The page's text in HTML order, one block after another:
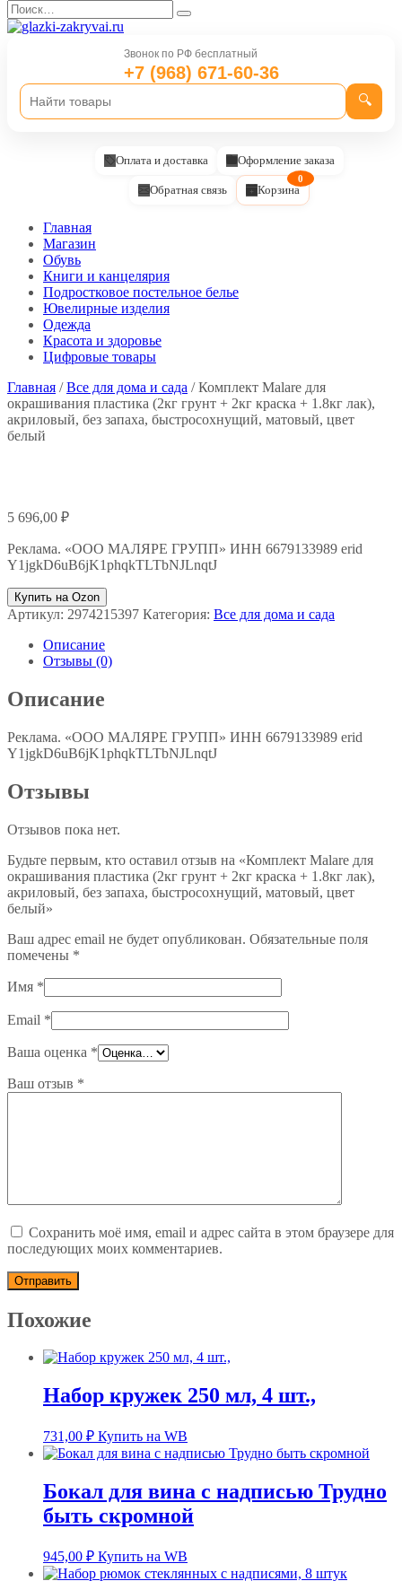
Перейти
к
содержанию
Search
for:
Звонок по РФ бесплатный
+7 (968) 671-60-36
🔍
Оплата и доставка Оформление заказа
Обратная связь Корзина
0
Главная
Магазин
Обувь
Книги и канцелярия
Подростковое постельное белье
Ювелирные изделия
Одежда
Красота и здоровье
Цифровые товары
Главная /Все для дома и сада / Комплект Malare для
окрашивания пластика (2кг грунт + 2кг краска + 1.8кг лак),
акриловый, без запаха, быстросохнущий, матовый, цвет
белый
5 696,00 ₽
Реклама. «ООО МАЛЯРЕ ГРУПП» ИНН 6679133989 erid
Y1jgkD6uB6jK1phqkTLTbNJLnqtJ
Купить на Ozon
Артикул: 2974215397 Категория: Все для дома и сада
Описание
Отзывы (0)
Описание
Реклама. «ООО МАЛЯРЕ ГРУПП» ИНН 6679133989 erid
Y1jgkD6uB6jK1phqkTLTbNJLnqtJ
Отзывы
Отзывов пока нет.
Будьте первым, кто оставил отзыв на «Комплект Malare для
окрашивания пластика (2кг грунт + 2кг краска + 1.8кг лак),
акриловый, без запаха, быстросохнущий, матовый, цвет
белый»
Ваш адрес email не будет опубликован. Обязательные поля
помечены *
Имя *
Email *
Ваша оценка *
Ваш отзыв *
Сохранить моё имя, email и адрес сайта в этом браузере для
последующих моих комментариев.
Похожие
Набор кружек 250 мл, 4 шт.,
731,00 ₽ Купить на WB
Бокал для вина с надписью Трудно
быть скромной
945,00 ₽ Купить на WB